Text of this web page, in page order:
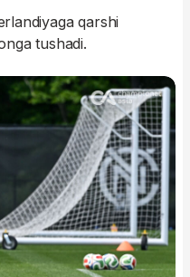
qarshi
tushadi.